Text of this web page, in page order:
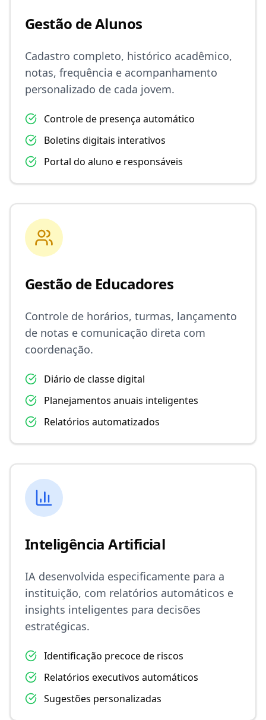
Gestão de Alunos
Cadastro completo, histórico acadêmico,
notas, frequência e acompanhamento
personalizado de cada jovem.
Controle de presença automático
Boletins digitais interativos
Portal do aluno e responsáveis
Gestão de Educadores
Controle de horários, turmas, lançamento
de notas e comunicação direta com
coordenação.
Diário de classe digital
Planejamentos anuais inteligentes
Relatórios automatizados
Inteligência Artificial
IA desenvolvida especificamente para a
instituição, com relatórios automáticos e
insights inteligentes para decisões
estratégicas.
Identificação precoce de riscos
Relatórios executivos automáticos
Sugestões personalizadas